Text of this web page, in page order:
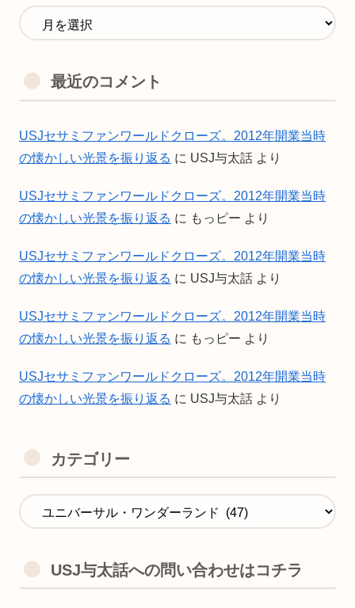
最近のコメント
USJセサミファンワールドクローズ。2012年開業当時
の懐かしい光景を振り返る に USJ与太話 より
USJセサミファンワールドクローズ。2012年開業当時
の懐かしい光景を振り返る に もっピー より
USJセサミファンワールドクローズ。2012年開業当時
の懐かしい光景を振り返る に USJ与太話 より
USJセサミファンワールドクローズ。2012年開業当時
の懐かしい光景を振り返る に もっピー より
USJセサミファンワールドクローズ。2012年開業当時
の懐かしい光景を振り返る に USJ与太話 より
カテゴリー
USJ与太話への問い合わせはコチラ